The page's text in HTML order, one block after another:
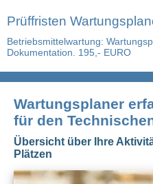
Prüffristen
Betriebsmittelwartung:
Dokumentation. 195,- EURO
Wartungsplaner
für den
Übersicht über Ihre
Plätzen